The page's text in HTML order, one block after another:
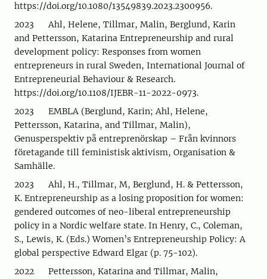
https://doi.org/10.1080/13549839.2023.2300956.
2023 Ahl, Helene, Tillmar, Malin, Berglund, Karin
and Pettersson, Katarina Entrepreneurship and rural
development policy: Responses from women
entrepreneurs in rural Sweden, International Journal of
Entrepreneurial Behaviour & Research.
https://doi.org/10.1108/IJEBR-11-2022-0973.
2023 EMBLA (Berglund, Karin; Ahl, Helene,
Pettersson, Katarina, and Tillmar, Malin),
Genusperspektiv på entreprenörskap – Från kvinnors
företagande till feministisk aktivism, Organisation &
Samhälle.
2023 Ahl, H., Tillmar, M, Berglund, H. & Pettersson,
K. Entrepreneurship as a losing proposition for women:
gendered outcomes of neo-liberal entrepreneurship
policy in a Nordic welfare state. In Henry, C., Coleman,
S., Lewis, K. (Eds.) Women’s Entrepreneurship Policy: A
global perspective Edward Elgar (p. 75-102).
2022 Pettersson, Katarina and Tillmar, Malin,